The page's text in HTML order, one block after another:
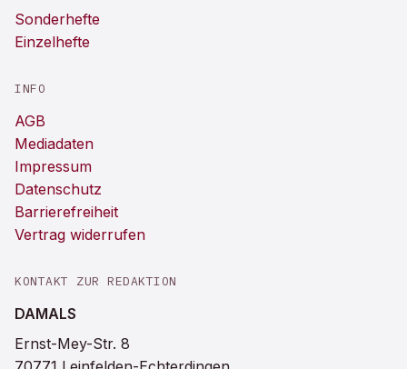
Sonderhefte
Einzelhefte
INFO
AGB
Mediadaten
Impressum
Datenschutz
Barrierefreiheit
Vertrag widerrufen
KONTAKT ZUR REDAKTION
DAMALS
Ernst-Mey-Str. 8